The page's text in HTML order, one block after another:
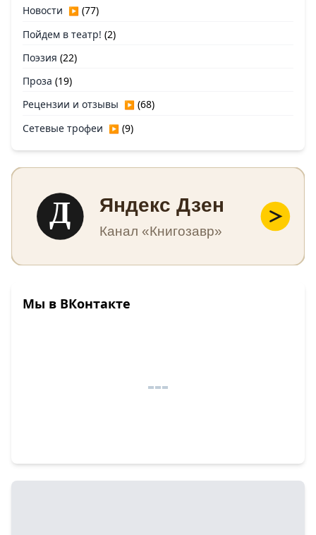
Новости ▶ (77)
Пойдем в театр! (2)
Поэзия (22)
Проза (19)
Рецензии и отзывы ▶ (68)
Сетевые трофеи ▶ (9)
Д Яндекс Дзен
Канал «Книгозавр»
Мы в ВКонтакте